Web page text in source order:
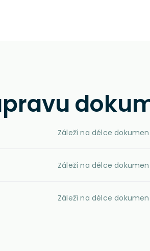
Záleží na délce
Záleží na délce
Záleží na délce